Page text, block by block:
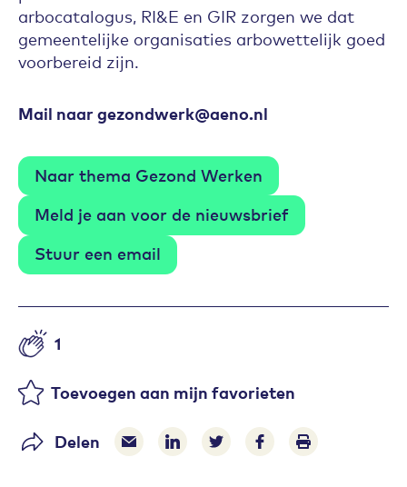
arbocatalogus, RI&E en GIR zorgen we dat
gemeentelijke organisaties arbowettelijk goed
voorbereid zijn.
Mail naar gezondwerk@aeno.nl
Naar thema Gezond Werken
Meld je aan voor de nieuwsbrief
Stuur een email
Aantal likes
1
Toevoegen aan mijn favorieten
Delen Delen via e-mail
Delen via LinkedIn
Deel op Twitter
Deel op Facebook
Print pagina